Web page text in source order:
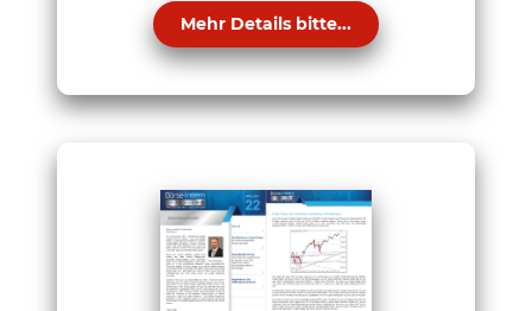
Mehr Details bitte...